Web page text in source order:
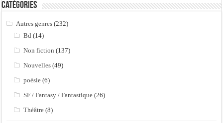
Catégories
Autres genres (232)
Bd (14)
Non fiction (137)
Nouvelles (49)
poésie (6)
SF / Fantasy / Fantastique (26)
Théâtre (8)